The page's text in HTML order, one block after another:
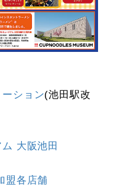
ション(池田駅改
大阪池田
盟各店舗